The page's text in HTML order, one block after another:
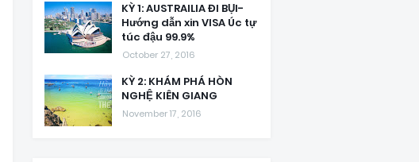
KỲ 1: AUSTRAILIA ĐI BỤI-
Hướng dẫn xin VISA Úc tự
túc đậu 99.9%
October 27, 2016
KỲ 2: KHÁM PHÁ HÒN
NGHỆ KIÊN GIANG
November 17, 2016